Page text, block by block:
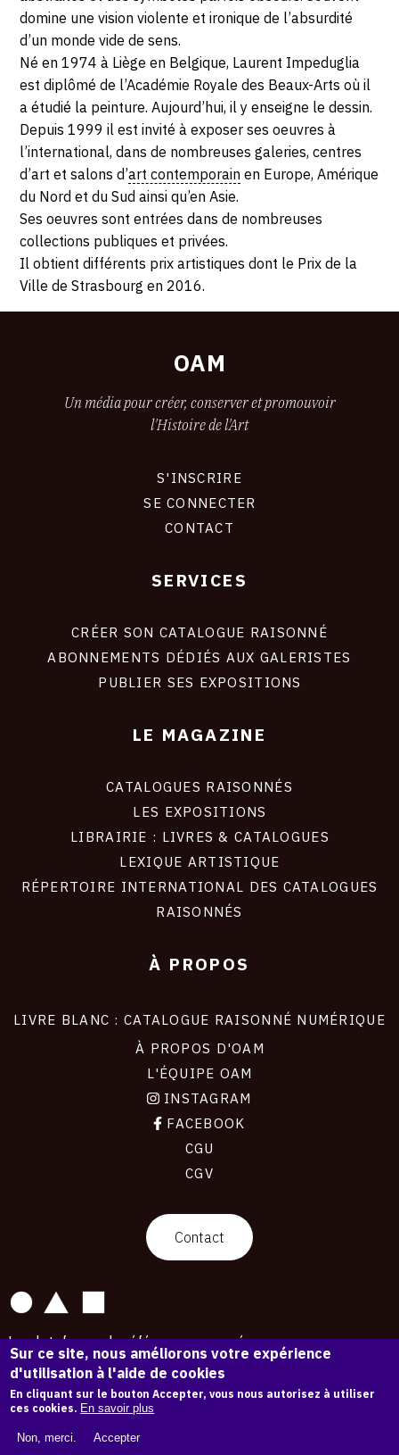
domine une vision violente et ironique de l’absurdité
d’un monde vide de sens.
Né en 1974 à Liège en Belgique, Laurent Impeduglia
est diplômé de l’Académie Royale des Beaux-Arts où il
a étudié la peinture. Aujourd’hui, il y enseigne le dessin.
Depuis 1999 il est invité à exposer ses oeuvres à
l’international, dans de nombreuses galeries, centres
d’art et salons d’art contemporain en Europe, Amérique
du Nord et du Sud ainsi qu’en Asie.
Ses oeuvres sont entrées dans de nombreuses
collections publiques et privées.
Il obtient différents prix artistiques dont le Prix de la
Ville de Strasbourg en 2016.
OAM
Un média pour créer, conserver et promouvoir
l'Histoire de l'Art
S'INSCRIRE
SE CONNECTER
CONTACT
SERVICES
CRÉER SON CATALOGUE RAISONNÉ
ABONNEMENTS DÉDIÉS AUX GALERISTES
PUBLIER SES EXPOSITIONS
LE MAGAZINE
CATALOGUES RAISONNÉS
LES EXPOSITIONS
LIBRAIRIE : LIVRES & CATALOGUES
LEXIQUE ARTISTIQUE
RÉPERTOIRE INTERNATIONAL DES CATALOGUES
RAISONNÉS
À PROPOS
LIVRE BLANC : CATALOGUE RAISONNÉ NUMÉRIQUE
À PROPOS D'OAM
L'ÉQUIPE OAM
INSTAGRAM
FACEBOOK
CGU
CGV
Contact
La plateforme de référence pour créer,
conserver et promouvoir l'Histoire de l'Art.
Des catalogues raisonnés aux archives
d'expositions.
43 254 œuvres d'art — 7 587 expositions
Copyright © OAM 2026. Tous droits réservés.
Sur ce site, nous améliorons votre expérience
d'utilisation à l'aide de cookies
En cliquant sur le bouton Accepter, vous nous autorisez à utiliser
ces cookies. En savoir plus
Non, merci. Accepter